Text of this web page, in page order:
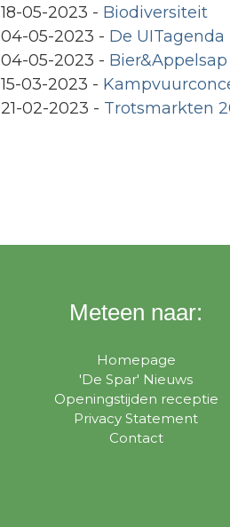
18-05-2023 - Biodiversiteit
04-05-2023 - De
04-05-2023 -
15-03-2023 -
21-02-2023 - Trotsmarkten
Meteen naar:
Homepage
'De Spar' Nieuws
Openingstijden receptie
Privacy Statement
Contact